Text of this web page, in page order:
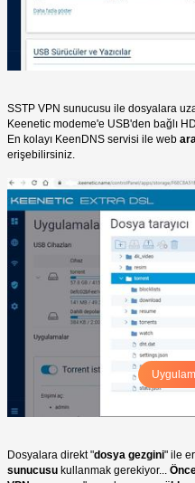
SSTP VPN sunucusu ile dosyalara
Keenetic modeme'e USB'den bağlı
En kolayı KeenDNS servisi ile web
erişebilirsiniz.
Dosyalara direkt "dosya gezgini" ile
sunucusu kullanmak gerekiyor...